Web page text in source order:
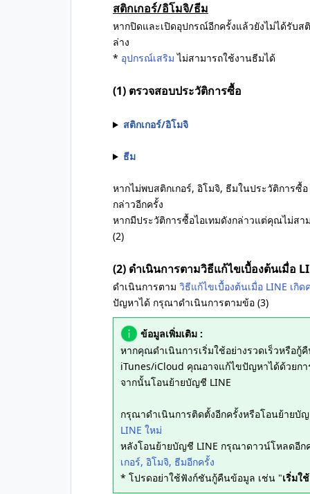
สติกเกอร์/อิโมจิ/ธีม
หากปิดและเปิดอุปกรณ์อีกครั้งแล้วยังไม่ได้รับ
ล่าง
* อุปกรณ์เสริม ไม่สามารถใช้งานธีมได้
(1) ตรวจสอบประวัติการซื้อ
สติกเกอร์/อิโมจิ
ธีม
หากไม่พบสติกเกอร์, อิโมจิ, ธีมในประวัติการ
กล่าวอีกครั้ง
หากมีประวัติการซื้อไอเทมดังกล่าวแต่คุณไม่ส
(2)
(2) ดำเนินการตามวิธีแก้ไขเบื้องต้นเมื่อ
ดำเนินการตาม วิธีแก้ไขเบื้องต้นเมื่อ LINE เกิ
ปัญหาได้ กรุณาดำเนินการตามข้อ (3)
ข้อมูลเพิ่มเติม :
หากคุณดำเนินการเริ่มใช้อย่างรวดเร็วหรือ
iTunes/iCloud คุณอาจแก้ไขปัญหาได้ด้วยก
จากนั้นโอนย้ายบัญชี LINE
กรุณาดำเนินการติดตั้งอีกครั้งหรือโอนย้าย
LINE ใหม่
หลังโอนย้ายบัญชี LINE กรุณาดาวน์โหลดอี
เกอร์, อิโมจิ, ธีมอีกครั้ง
* โปรดอย่าใช้ฟังก์ชันกู้คืนข้อมูล เช่น "เริ่มใ